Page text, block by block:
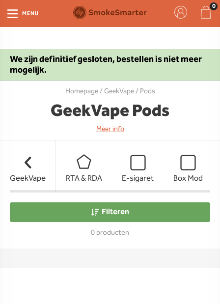
We zijn definitief gesloten, bestellen is niet meer
mogelijk.
MENU
Homepage/GeekVape/ Pods
GeekVape Pods
Meer info
GeekVape RTA & RDA E-sigaret Box Mod
Filteren
0 producten